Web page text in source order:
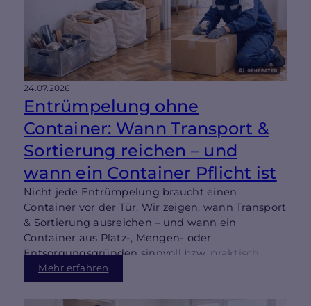
24.07.2026
Entrümpelung ohne
Container: Wann Transport &
Sortierung reichen – und
wann ein Container Pflicht ist
Nicht jede Entrümpelung braucht einen
Container vor der Tür. Wir zeigen, wann Transport
& Sortierung ausreichen – und wann ein
Container aus Platz-, Mengen- oder
Entsorgungsgründen sinnvoll bzw. praktisch
notwendig wird.
Mehr erfahren